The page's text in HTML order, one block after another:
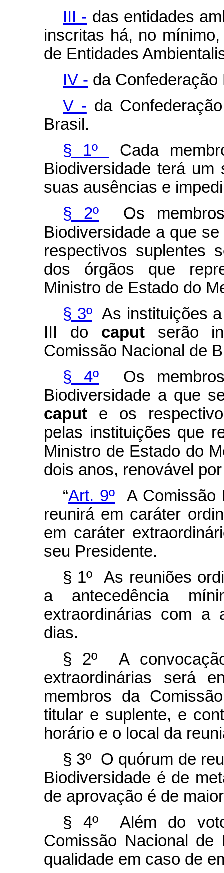
III - das entidades
inscritas há, no
de Entidades
IV - da
V - da
Brasil.
§ 1º
Cada
Biodiversidade terá
suas ausências e
§ 2º Os
Biodiversidade a que
respectivos suplentes
dos órgãos que
Ministro de Estado do
§ 3ºAs instituições a
III do caputserão
Comissão Nacional de
§ 4º Os
Biodiversidade a que
caput e os
pelas instituições que
Ministro de Estado do
dois anos, renovável
“Art. 9º A Comissão
reunirá em caráter
em caráter
seu Presidente.
§ 1º As reuniões
a antecedência
extraordinárias com a
dias.
§ 2º A
extraordinárias será
membros da
titular e suplente, e
horário e o local da
§ 3º O quórum de
Biodiversidade é de
de aprovação é de
§ 4º Além do
Comissão Nacional
qualidade em caso de